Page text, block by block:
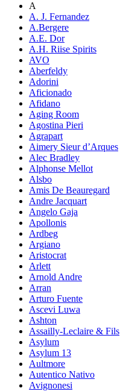
A
A. J. Fernandez
A.Bergere
A.E. Dor
A.H. Riise Spirits
AVO
Aberfeldy
Adorini
Aficionado
Afidano
Aging Room
Agostina Pieri
Agrapart
Aimery Sieur d’Arques
Alec Bradley
Alphonse Mellot
Alsbo
Amis De Beauregard
Andre Jacquart
Angelo Gaja
Apollonis
Ardbeg
Argiano
Aristocrat
Arlett
Arnold Andre
Arran
Arturo Fuente
Ascevi Luwa
Ashton
Assailly-Leclaire & Fils
Asylum
Asylum 13
Aultmore
Autentico Nativo
Avignonesi